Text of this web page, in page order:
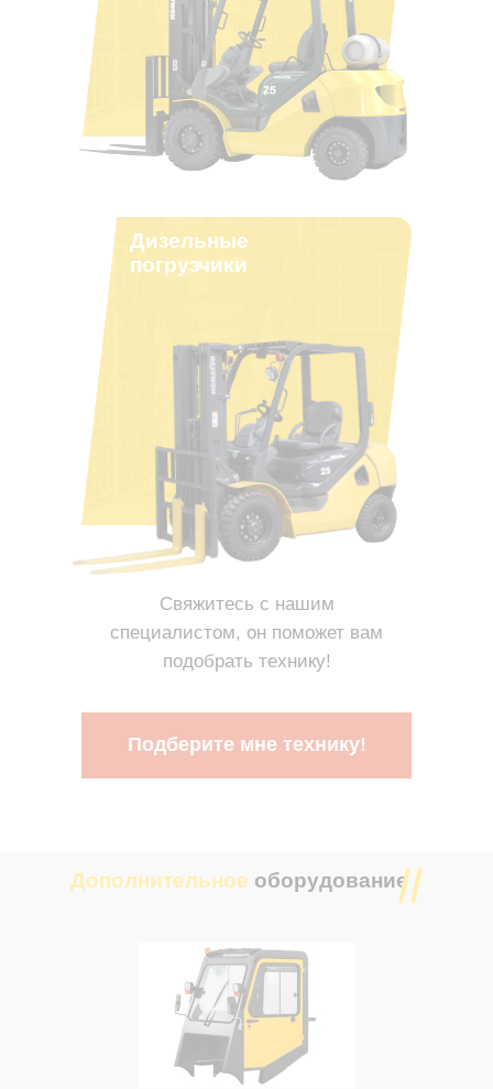
Дизельные
погрузчики
Подберите мне технику!
Свяжитесь с нашим
специалистом, он поможет вам
подобрать технику!
Дополнительное оборудование